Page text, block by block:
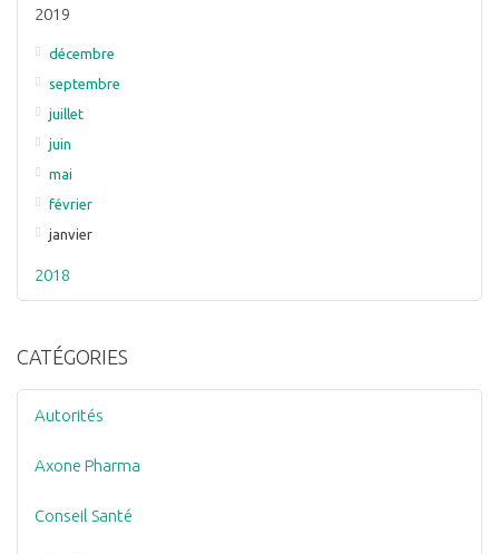
2019
décembre
septembre
juillet
juin
mai
février
janvier
2018
CATÉGORIES
Autorités
Axone Pharma
Conseil Santé